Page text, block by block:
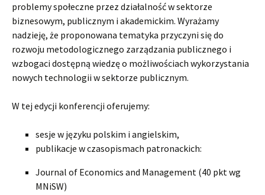
problemy społeczne przez działalność w sektorze
biznesowym, publicznym i akademickim. Wyrażamy
nadzieję, że proponowana tematyka przyczyni się do
rozwoju metodologicznego zarządzania publicznego i
wzbogaci dostępną wiedzę o możliwościach wykorzystania
nowych technologii w sektorze publicznym.
W tej edycji konferencji oferujemy:
sesje w języku polskim i angielskim,
publikacje w czasopismach patronackich:
Journal of Economics and Management (40 pkt wg
MNiSW)